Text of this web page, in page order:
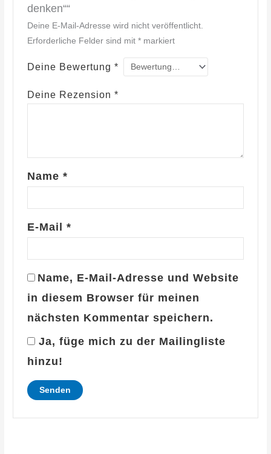
denken““
Deine E-Mail-Adresse wird nicht veröffentlicht.
Erforderliche Felder sind mit *markiert
Deine Bewertung *
Deine Rezension *
Name *
E-Mail *
Name, E-Mail-Adresse und Website
in diesem Browser für meinen
nächsten Kommentar speichern.
Ja, füge mich zu der Mailingliste
hinzu!